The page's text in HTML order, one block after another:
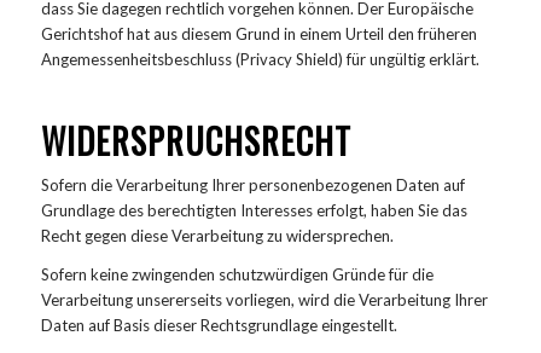
dass Sie dagegen rechtlich vorgehen können. Der Europäische
Gerichtshof hat aus diesem Grund in einem Urteil den früheren
Angemessenheitsbeschluss (Privacy Shield) für ungültig erklärt.
WIDERSPRUCHSRECHT
Sofern die Verarbeitung Ihrer personenbezogenen Daten auf
Grundlage des berechtigten Interesses erfolgt, haben Sie das
Recht gegen diese Verarbeitung zu widersprechen.
Sofern keine zwingenden schutzwürdigen Gründe für die
Verarbeitung unsererseits vorliegen, wird die Verarbeitung Ihrer
Daten auf Basis dieser Rechtsgrundlage eingestellt.